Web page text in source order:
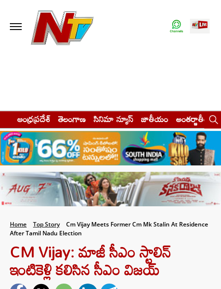
ఆంధ్రప్రదేశ్ తెలంగాణ సినిమా న్యూస్ జాతీయం అంతర్జాతీయం
Home Top Story
Cm Vijay Meets Former Cm Mk Stalin At Residence
After Tamil Nadu Election
CM Vijay: మాజీ సీఎం స్టాలిన్
ఇంటికెళ్లి కలిసిన సీఎం విజయ్